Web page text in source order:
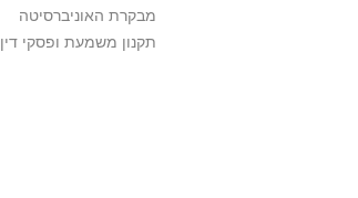
מבקרת האוניברסיטה
תקנון משמעת ופסקי דין